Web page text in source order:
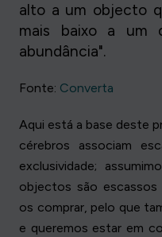
alto a um objecto
mais baixo a um
abundância".
Fonte: Converta
Aqui está a base deste
cérebros associam
exclusividade;
objectos são
os comprar, pelo que
e queremos estar em